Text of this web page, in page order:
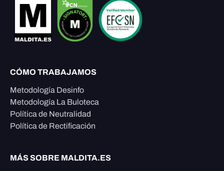
CÓMO TRABAJAMOS
Metodología Desinfo
Metodología La Buloteca
Política de Neutralidad
Política de Rectificación
MÁS SOBRE MALDITA.ES